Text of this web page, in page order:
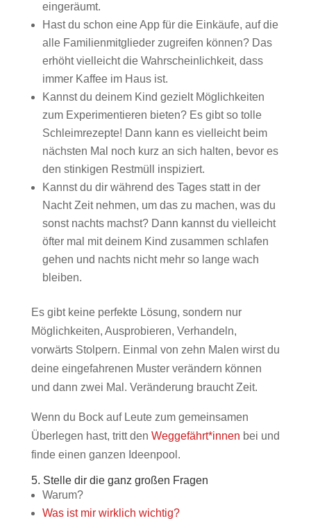
eingeräumt.
Hast du schon eine App für die Einkäufe, auf die
alle Familienmitglieder zugreifen können? Das
erhöht vielleicht die Wahrscheinlichkeit, dass
immer Kaffee im Haus ist.
Kannst du deinem Kind gezielt Möglichkeiten
zum Experimentieren bieten? Es gibt so tolle
Schleimrezepte! Dann kann es vielleicht beim
nächsten Mal noch kurz an sich halten, bevor es
den stinkigen Restmüll inspiziert.
Kannst du dir während des Tages statt in der
Nacht Zeit nehmen, um das zu machen, was du
sonst nachts machst? Dann kannst du vielleicht
öfter mal mit deinem Kind zusammen schlafen
gehen und nachts nicht mehr so lange wach
bleiben.
Es gibt keine perfekte Lösung, sondern nur
Möglichkeiten, Ausprobieren, Verhandeln,
vorwärts Stolpern. Einmal von zehn Malen wirst du
deine eingefahrenen Muster verändern können
und dann zwei Mal. Veränderung braucht Zeit.
Wenn du Bock auf Leute zum gemeinsamen
Überlegen hast, tritt den Weggefährt*innen bei und
finde einen ganzen Ideenpool.
5. Stelle dir die ganz großen Fragen
Warum?
Was ist mir wirklich wichtig?